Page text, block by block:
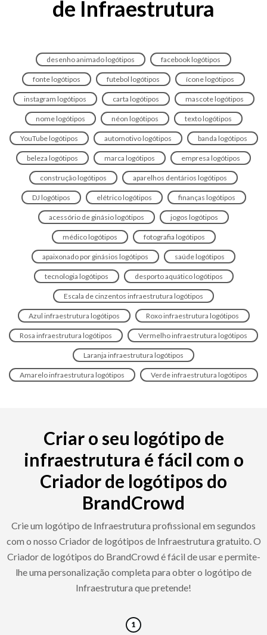
de Infraestrutura
desenho animado logótipos facebook logótipos
fonte logótipos futebol logótipos ícone logótipos
instagram logótipos carta logótipos mascote logótipos
nome logótipos néon logótipos texto logótipos
YouTube logótipos automotivo logótipos banda logótipos
beleza logótipos marca logótipos empresa logótipos
construção logótipos aparelhos dentários logótipos
DJ logótipos elétrico logótipos finanças logótipos
acessório de ginásio logótipos jogos logótipos
médico logótipos fotografia logótipos
apaixonado por ginásios logótipos saúde logótipos
tecnologia logótipos desporto aquático logótipos
Escala de cinzentos infraestrutura logótipos
Azul infraestrutura logótipos Roxo infraestrutura logótipos
Rosa infraestrutura logótipos Vermelho infraestrutura logótipos
Laranja infraestrutura logótipos
Amarelo infraestrutura logótipos Verde infraestrutura logótipos
Criar o seu logótipo de
infraestrutura é fácil com o
Criador de logótipos do
BrandCrowd
Crie um logótipo de Infraestrutura profissional em segundos
com o nosso Criador de logótipos de Infraestrutura gratuito. O
Criador de logótipos do BrandCrowd é fácil de usar e permite-
lhe uma personalização completa para obter o logótipo de
Infraestrutura que pretende!